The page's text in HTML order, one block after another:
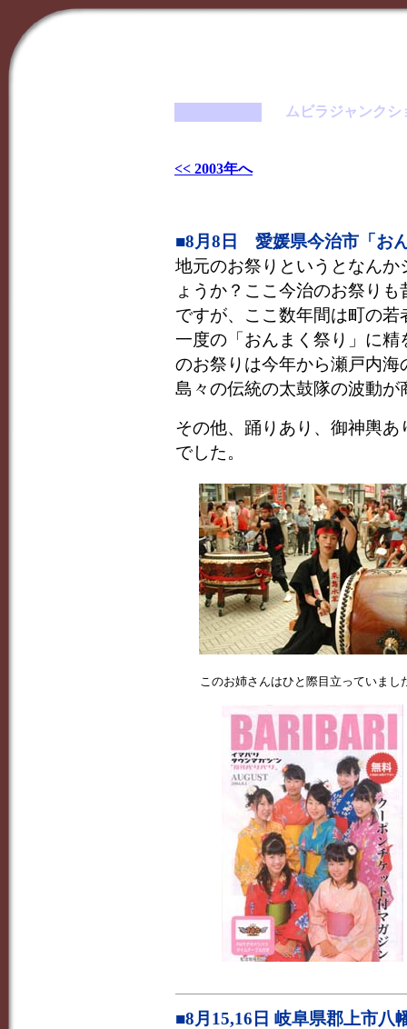
ムビラジャンク
<< 2003年へ
■8月8日 愛媛県今治市「お
地元のお祭りというとなん
ょうか？ここ今治のお祭り
ですが、ここ数年間は町の
一度の「おんまく祭り」に
のお祭りは今年から瀬戸内
島々の伝統の太鼓隊の波動
その他、踊りあり、御神輿
でした。
このお姉さんはひと際目立っていまし
■8月15,16日 岐阜県郡上市